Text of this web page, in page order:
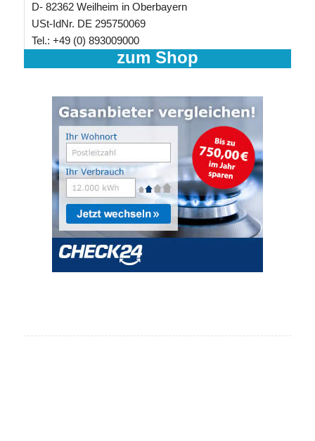
D- 82362 Weilheim in Oberbayern
USt-IdNr. DE 295750069
Tel.: +49 (0) 893009000
zum Shop